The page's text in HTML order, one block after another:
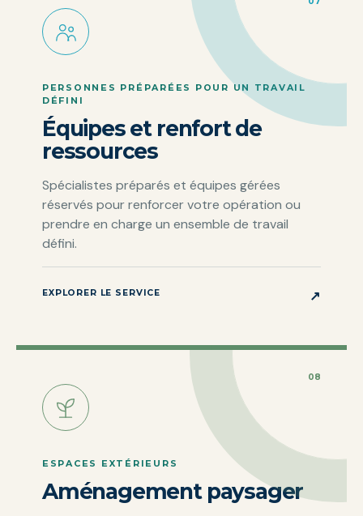
PERSONNES PRÉPARÉES POUR UN TRAVAIL
DÉFINI
Équipes et renfort de
ressources
Spécialistes préparés et équipes gérées
réservés pour renforcer votre opération ou
prendre en charge un ensemble de travail
défini.
EXPLORER LE SERVICE ↗
08
ESPACES EXTÉRIEURS
Aménagement paysager